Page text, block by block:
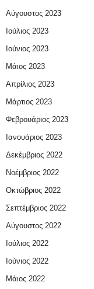
Αύγουστος 2023
Ιούλιος 2023
Ιούνιος 2023
Μάιος 2023
Απρίλιος 2023
Μάρτιος 2023
Φεβρουάριος 2023
Ιανουάριος 2023
Δεκέμβριος 2022
Νοέμβριος 2022
Οκτώβριος 2022
Σεπτέμβριος 2022
Αύγουστος 2022
Ιούλιος 2022
Ιούνιος 2022
Μάιος 2022